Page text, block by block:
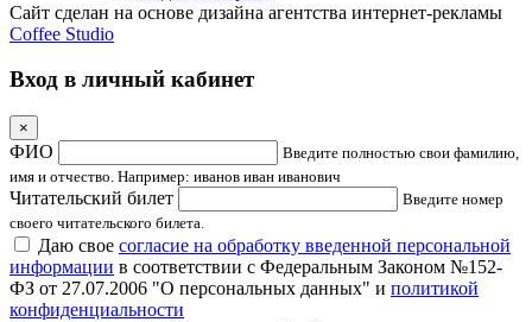
Сайт сделан на основе дизайна агентства интернет-рекламы
Coffee Studio
Вход в личный кабинет
×
ФИО
Введите полностью свои фамилию,
имя и отчество. Например: иванов иван иванович
Читательский билет
Введите номер
своего читательского билета.
Даю свое согласие на обработку введенной персональной
информации в соответствии с Федеральным Законом №152-
ФЗ от 27.07.2006 "О персональных данных" и политикой
конфиденциальности